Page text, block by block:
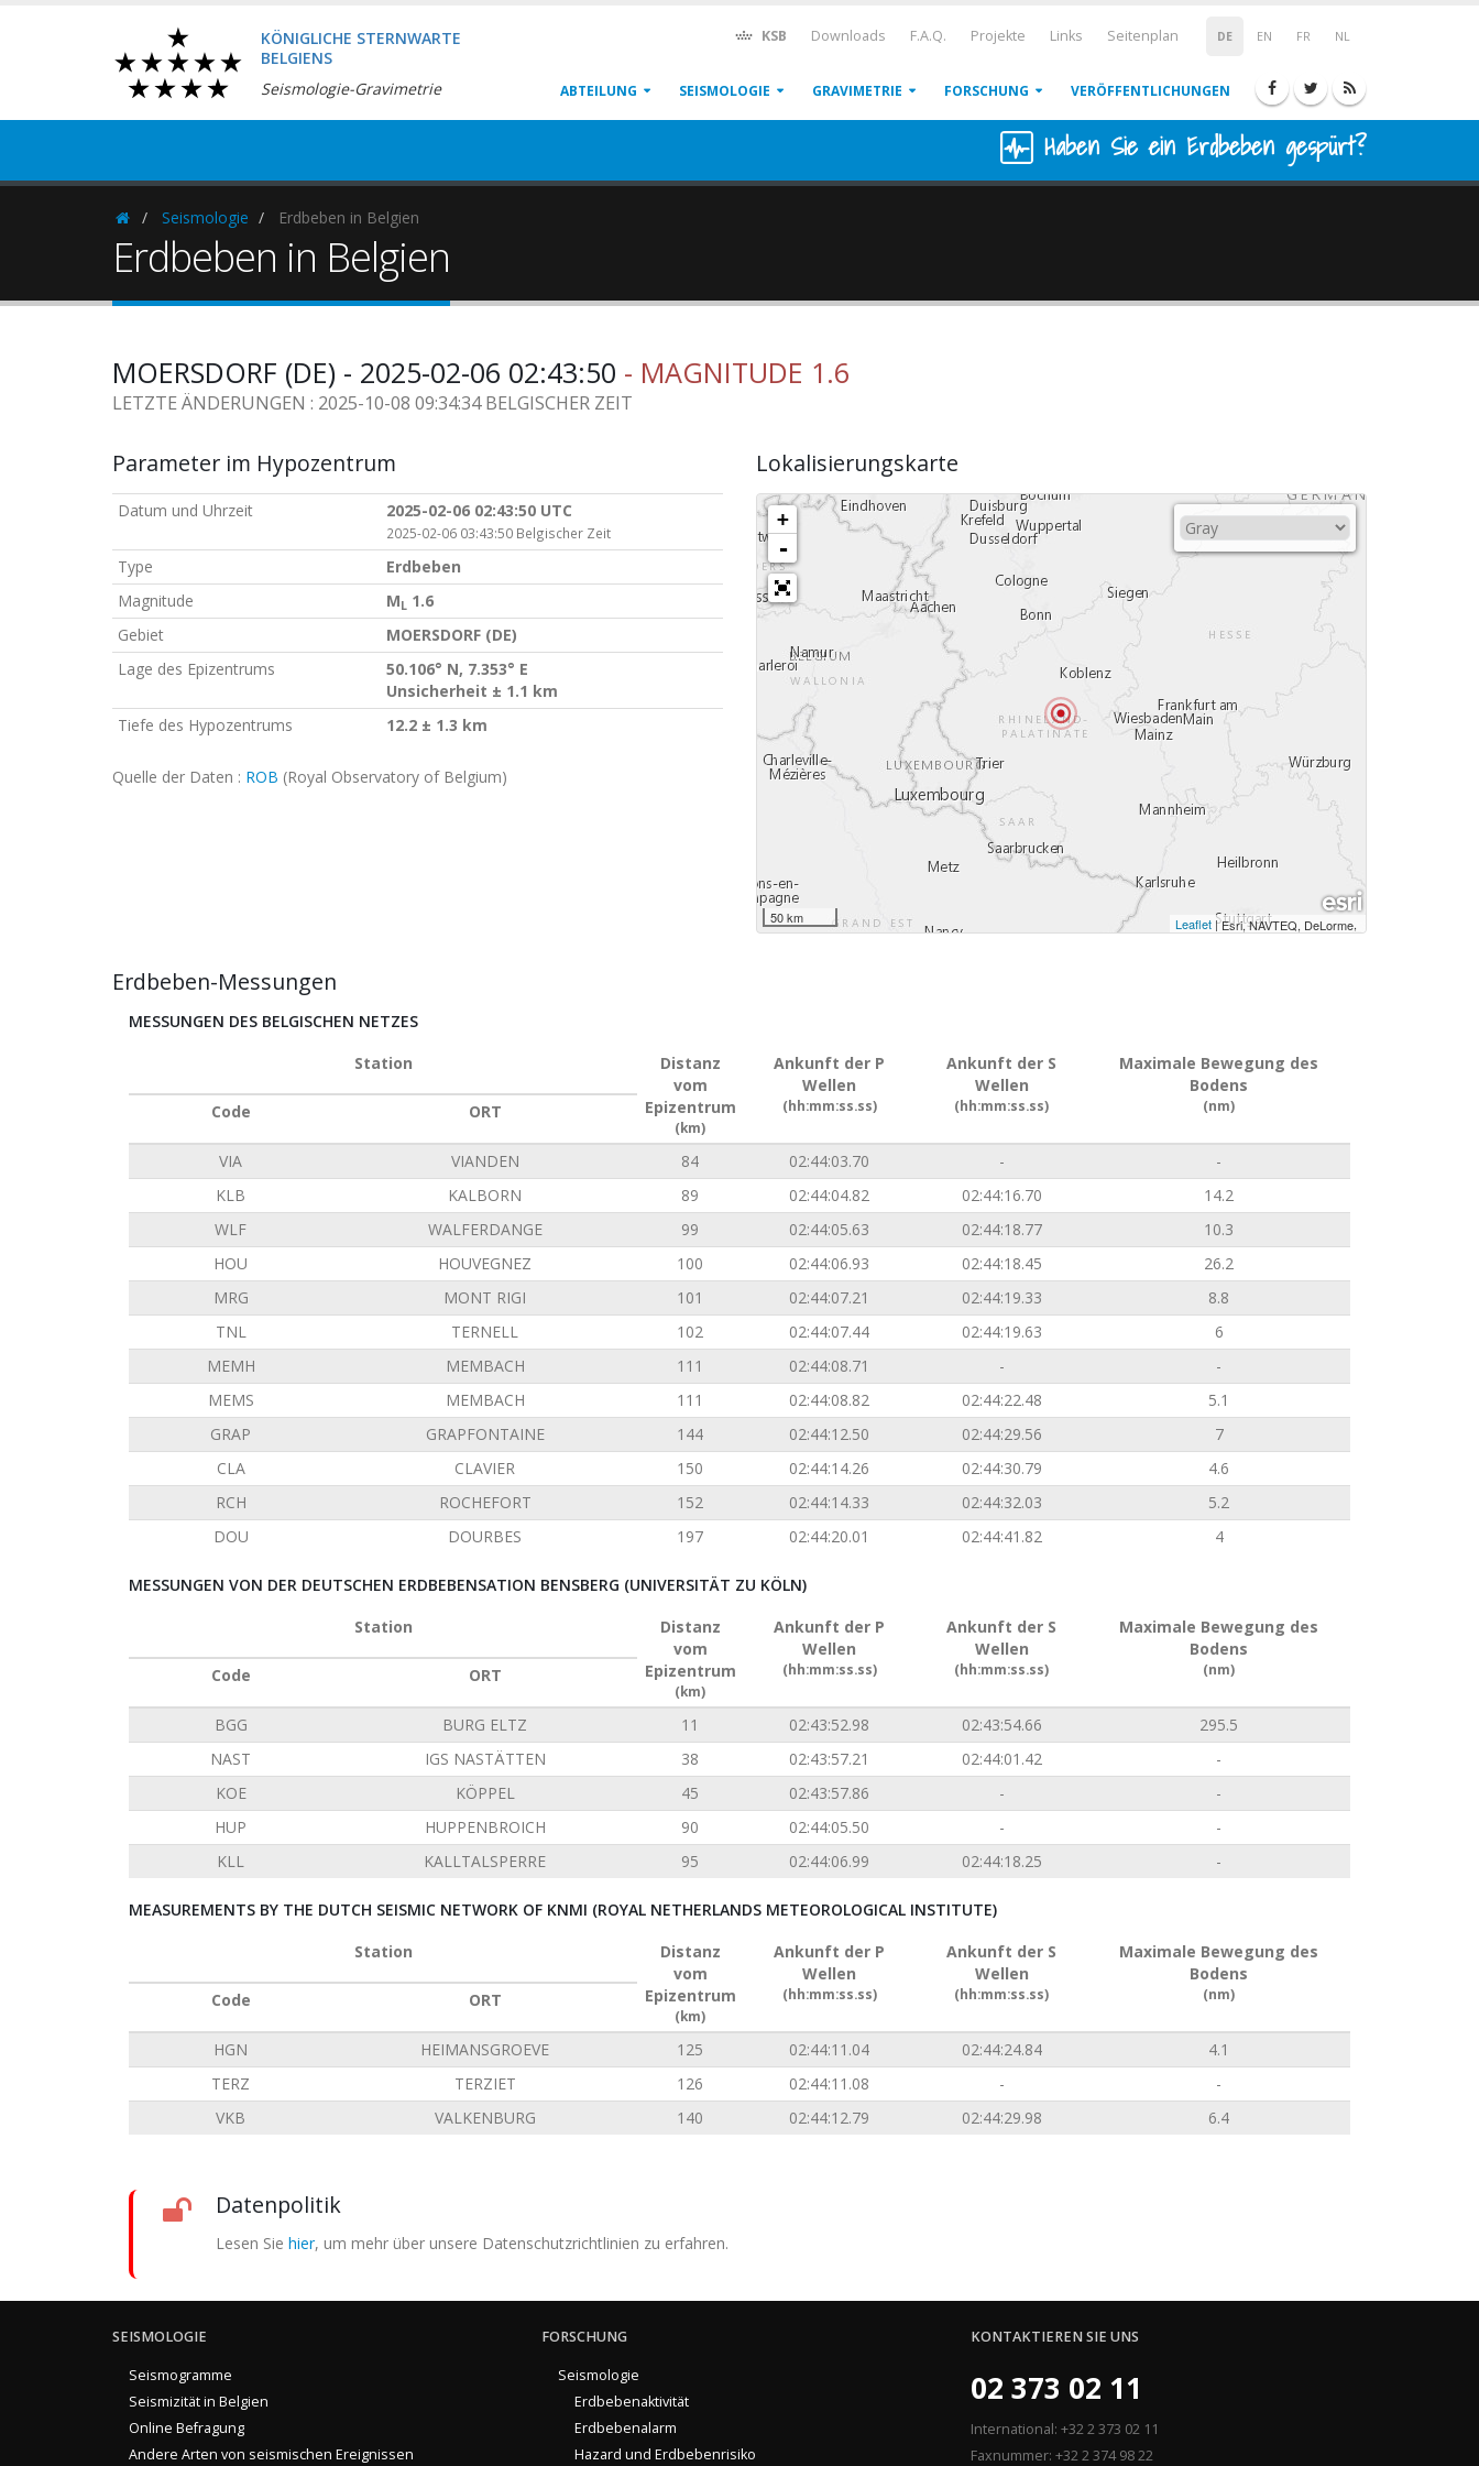
KÖNIGLICHE STERNWARTE
BELGIENS
Seismologie-Gravimetrie
DE EN FR NL
KSB Downloads F.A.Q. Projekte Links Seitenplan
ABTEILUNG SEISMOLOGIE GRAVIMETRIE FORSCHUNG VERÖFFENTLICHUNGEN
Haben Sie ein Erdbeben gespürt?
HomepageSeismologie Erdbeben in Belgien
Erdbeben in Belgien
MOERSDORF (DE) - 2025-02-06 02:43:50 - MAGNITUDE 1.6
LETZTE ÄNDERUNGEN : 2025-10-08 09:34:34 BELGISCHER ZEIT
Parameter im Hypozentrum
Datum und Uhrzeit 2025-02-06 02:43:50 UTC
2025-02-06 03:43:50 Belgischer Zeit
Type
Erdbeben
Magnitude
ML 1.6
Gebiet
MOERSDORF (DE)
Lage des Epizentrums
50.106° N, 7.353° E
Unsicherheit ± 1.1 km
Tiefe des Hypozentrums
12.2 ± 1.3 km
Quelle der Daten : ROB (Royal Observatory of Belgium)
Lokalisierungskarte
+
-
50 km Leaflet |Esri, NAVTEQ, DeLorme,
Erdbeben-Messungen
MESSUNGEN DES BELGISCHEN NETZES
Station
Distanz
vom
Epizentrum
(km)
Ankunft der P
Wellen
(hh:mm:ss.ss)
Ankunft der S
Wellen
(hh:mm:ss.ss)
Maximale Bewegung des
Bodens
(nm)
Code ORT
VIA VIANDEN 84 02:44:03.70 -
-
KLB
KALBORN 89 02:44:04.82 02:44:16.70
14.2
WLF
WALFERDANGE 99 02:44:05.63 02:44:18.77
10.3
HOU
HOUVEGNEZ 100 02:44:06.93 02:44:18.45
26.2
MRG
MONT RIGI 101 02:44:07.21 02:44:19.33
8.8
TNL
TERNELL 102 02:44:07.44 02:44:19.63
6
MEMH
MEMBACH 111 02:44:08.71 -
-
MEMS
MEMBACH 111 02:44:08.82 02:44:22.48
5.1
GRAP
GRAPFONTAINE 144 02:44:12.50 02:44:29.56
7
CLA
CLAVIER 150 02:44:14.26 02:44:30.79
4.6
RCH
ROCHEFORT 152 02:44:14.33 02:44:32.03
5.2
DOU
DOURBES 197 02:44:20.01 02:44:41.82 4
MESSUNGEN VON DER DEUTSCHEN ERDBEBENSATION BENSBERG (UNIVERSITÄT ZU KÖLN)
Station
Distanz
vom
Epizentrum
(km)
Ankunft der P
Wellen
(hh:mm:ss.ss)
Ankunft der S
Wellen
(hh:mm:ss.ss)
Maximale Bewegung des
Bodens
(nm)
Code ORT
BGG BURG ELTZ 11 02:43:52.98 02:43:54.66
295.5
NAST
IGS NASTÄTTEN 38 02:43:57.21 02:44:01.42
-
KOE
KÖPPEL 45 02:43:57.86 -
-
HUP
HUPPENBROICH 90 02:44:05.50 -
-
KLL
KALLTALSPERRE 95 02:44:06.99 02:44:18.25 -
MEASUREMENTS BY THE DUTCH SEISMIC NETWORK OF KNMI (ROYAL NETHERLANDS METEOROLOGICAL INSTITUTE)
Station
Distanz
vom
Epizentrum
(km)
Ankunft der P
Wellen
(hh:mm:ss.ss)
Ankunft der S
Wellen
(hh:mm:ss.ss)
Maximale Bewegung des
Bodens
(nm)
Code ORT
HGN HEIMANSGROEVE 125 02:44:11.04 02:44:24.84
4.1
TERZ
TERZIET 126 02:44:11.08 -
-
VKB
VALKENBURG 140 02:44:12.79 02:44:29.98 6.4
Datenpolitik
Lesen Sie hier, um mehr über unsere Datenschutzrichtlinien zu erfahren.
SEISMOLOGIE
Seismogramme
Seismizität in Belgien
Online Befragung
Andere Arten von seismischen Ereignissen
FORSCHUNG
Seismologie
Erdbebenaktivität
Erdbebenalarm
Hazard und Erdbebenrisiko
KONTAKTIEREN SIE UNS
02 373 02 11
International: +32 2 373 02 11
Faxnummer: +32 2 374 98 22